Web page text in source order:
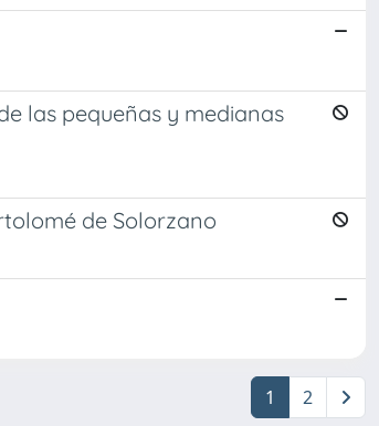
las pequeñas y medianas
de Solorzano
1 2